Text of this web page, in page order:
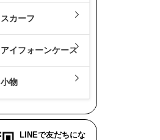
スカーフ
アイフォーンケース
小物
LINEで友だちにな